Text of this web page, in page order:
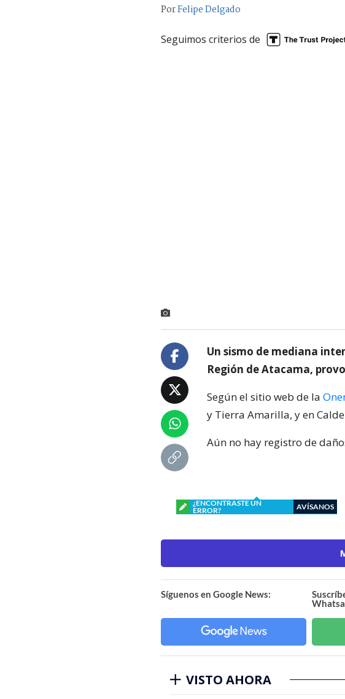
PorFelipe Delgado
Seguimos criterios de
Un sismo de mediana
Región de Atacama,
Según el sitio web de la
y Tierra Amarilla, y en
Aún no hay registro de
¿ENCONTRASTE UN
ERROR?
AVÍSANOS
Síguenos en Google News:
VISTO AHORA